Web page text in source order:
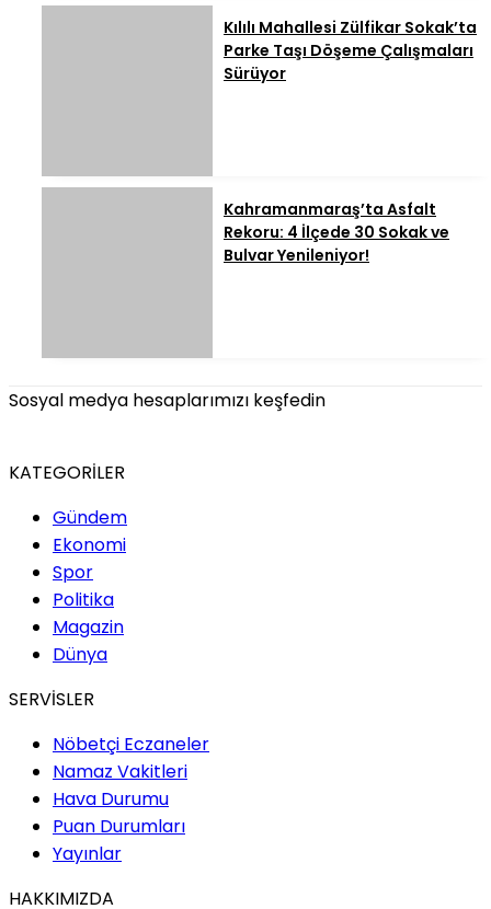
Kılılı Mahallesi Zülfikar Sokak’ta
Parke Taşı Döşeme Çalışmaları
Sürüyor
Kahramanmaraş’ta Asfalt
Rekoru: 4 İlçede 30 Sokak ve
Bulvar Yenileniyor!
Sosyal medya hesaplarımızı keşfedin
KATEGORİLER
Gündem
Ekonomi
Spor
Politika
Magazin
Dünya
SERVİSLER
Nöbetçi Eczaneler
Namaz Vakitleri
Hava Durumu
Puan Durumları
Yayınlar
HAKKIMIZDA